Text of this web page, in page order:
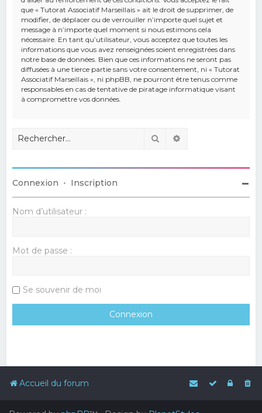
que « Tutorat Associatif Marseillais » ait le droit de supprimer, de
modifier, de déplacer ou de verrouiller n’importe quel sujet et
message à n’importe quel moment si nous estimons cela
nécessaire. En tant qu’utilisateur, vous acceptez que toutes les
informations que vous avez renseignées soient enregistrées dans
notre base de données. Bien que ces informations ne seront pas
diffusées à une tierce partie sans votre consentement, ni « Tutorat
Associatif Marseillais », ni phpBB, ne pourront être tenus comme
responsables en cas de tentative de piratage informatique visant
à compromettre vos données.
Rechercher
Connexion • Inscription
Nom d’utilisateur :
Mot de passe :
Se souvenir de moi
Accueil du forum